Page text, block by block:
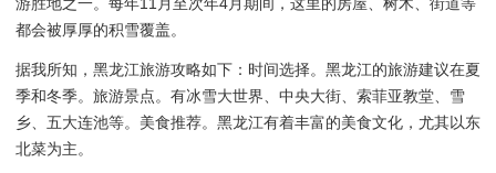
都会被厚厚的积雪覆盖。
据我所知，黑龙江旅游攻略如下：时间选择。黑龙江的旅游建议在夏
季和冬季。旅游景点。有冰雪大世界、中央大街、索菲亚教堂、雪
乡、五大连池等。美食推荐。黑龙江有着丰富的美食文化，尤其以东
北菜为主。